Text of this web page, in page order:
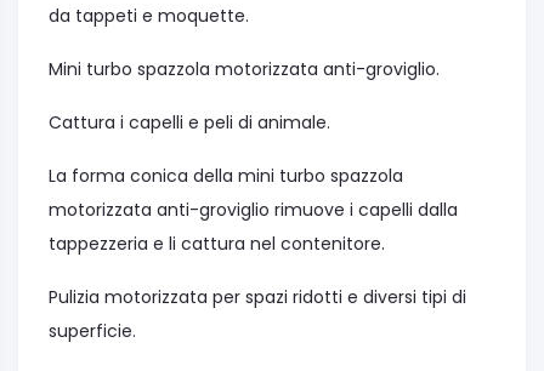
da tappeti e moquette.
Mini turbo spazzola motorizzata anti-groviglio.
Cattura i capelli e peli di animale.
La forma conica della mini turbo spazzola
motorizzata anti-groviglio rimuove i capelli dalla
tappezzeria e li cattura nel contenitore.
Pulizia motorizzata per spazi ridotti e diversi tipi di
superficie.